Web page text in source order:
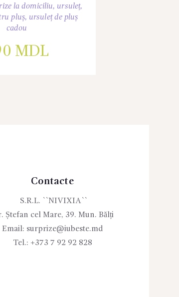
la domiciliu, ursuleț,
pluș, ursuleț de pluș
cadou
MDL
Contacte
S.R.L. ``NIVIXIA``
Ștefan cel Mare, 39. Mun. Bălți
Email: surprize@iubeste.md
Tel.: +373 7 92 92 828